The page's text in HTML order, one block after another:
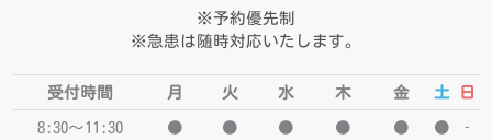
※予約優先制
※急患は随時対応いたします。
受付時間 月 火 水 木 金 土 日
8:30〜11:30 ● ● ● ● ● ● ‐